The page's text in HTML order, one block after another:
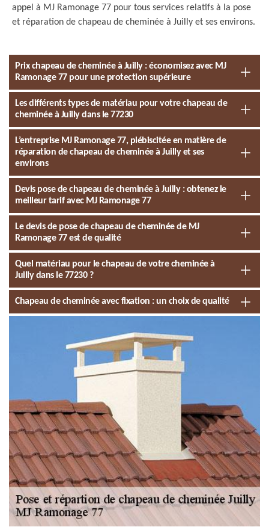
appel à MJ Ramonage 77 pour tous services relatifs à la pose
et réparation de chapeau de cheminée à Juilly et ses environs.
Prix chapeau de cheminée à Juilly : économisez avec MJ
Ramonage 77 pour une protection supérieure
Les différents types de matériau pour votre chapeau de
cheminée à Juilly dans le 77230
L’entreprise MJ Ramonage 77, plébiscitée en matière de
réparation de chapeau de cheminée à Juilly et ses
environs
Devis pose de chapeau de cheminée à Juilly : obtenez le
meilleur tarif avec MJ Ramonage 77
Le devis de pose de chapeau de cheminée de MJ
Ramonage 77 est de qualité
Quel matériau pour le chapeau de votre cheminée à
Juilly dans le 77230 ?
Chapeau de cheminée avec fixation : un choix de qualité